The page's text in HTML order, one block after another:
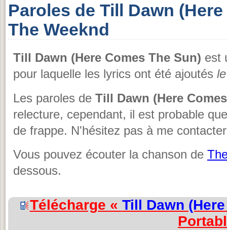
Paroles de Till Dawn
The Weeknd
Till Dawn (Here Comes The Sun) est
pour laquelle les lyrics ont été ajoutés
Les paroles de Till Dawn (Here
relecture, cependant, il est probable
de frappe. N'hésitez pas à me
Vous pouvez écouter la chanson de
dessous.
Télécharge « Till Dawn